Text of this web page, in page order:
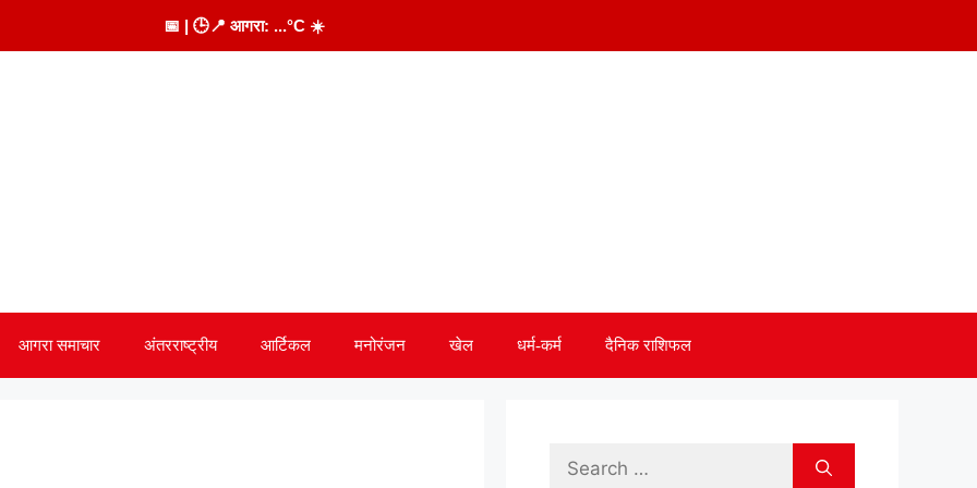
📅 | 🕒📍 आगरा: ...°C ☀️
आगरा समाचार अंतरराष्ट्रीय आर्टिकल मनोरंजन खेल धर्म-कर्म दैनिक राशिफल
Search